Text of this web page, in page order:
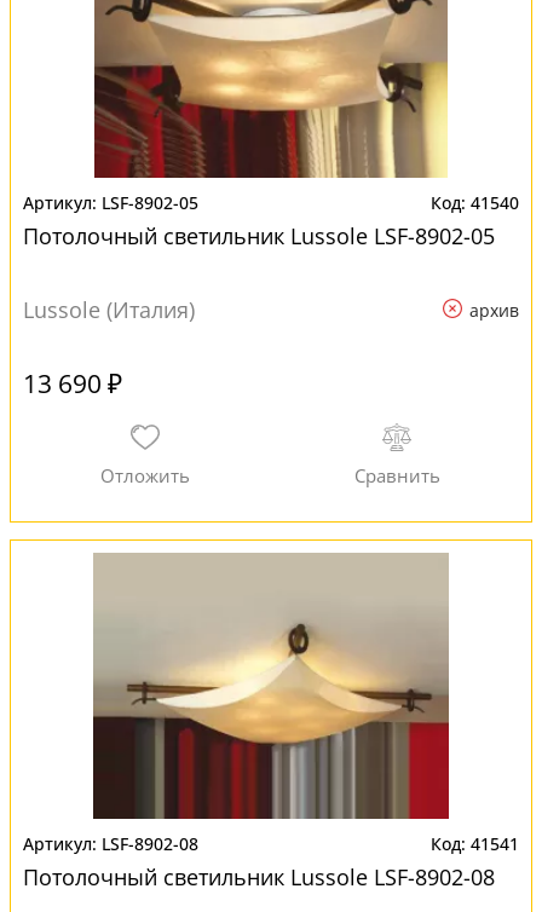
LSF-8902-05 41540
Потолочный светильник Lussole LSF-8902-05
Lussole (Италия) архив
13 690 ₽
LSF-8902-08 41541
Потолочный светильник Lussole LSF-8902-08